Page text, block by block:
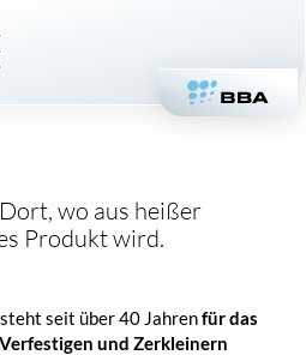
wo aus heißer
Produkt wird.
seit über 40 Jahrenfür das
und Zerkleinern